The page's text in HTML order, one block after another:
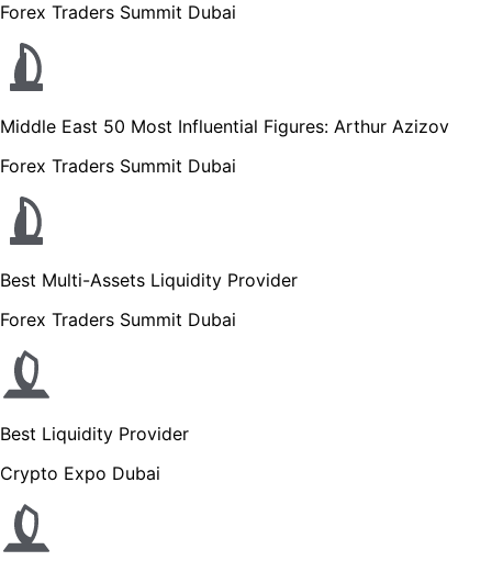
Forex Traders Summit Dubai
Middle East 50 Most Influential Figures: Arthur Azizov
Forex Traders Summit Dubai
Best Multi-Assets Liquidity Provider
Forex Traders Summit Dubai
Best Liquidity Provider
Crypto Expo Dubai